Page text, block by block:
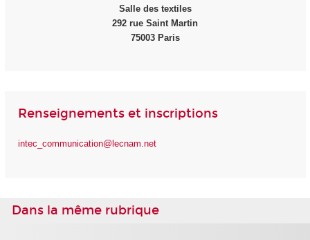
Salle des textiles
292 rue Saint Martin
75003 Paris
Renseignements et inscriptions
intec_communication@lecnam.net
Dans la même rubrique